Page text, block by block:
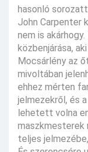
hasonló
John Carpenter
nem is
közbenjárása,
Mocsárlény az
mivoltában
ehhez mérten
jelmezekről, és
lehetett volna
teljes